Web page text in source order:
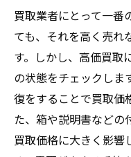
買取業者にとって一番
ても、それを高く売れ
す。しかし、高価買取
の状態をチェックしま
復をすることで買取価
た、箱や説明書などの
買取価格に大きく影響